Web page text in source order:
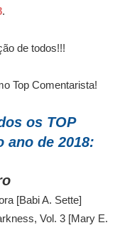
.
de todos!!!
Top Comentarista!
os TOP
ano de 2018:
[Babi A. Sette]
Vol. 3 [Mary E.